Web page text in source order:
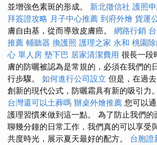
並增強色素斑的形成。 新北徵信社 護照
拜簽證攻略 月子中心推薦 到府外燴 貨運
膚自由基，從而導致皮膚癌。 網路行銷
推薦 輔聽器 換護照 護理之家 永和 桃園
心 單人房 墊下巴 居家清潔費用 很長一段
膚的防曬被認為是常規的，必須在我們的
行步驟。 如何進行公司設立 但是，在過
創新的現代公式，防曬霜具有新的吸引力。
台灣還可以土葬嗎 辦桌外燴推薦 您可以
護理習慣來做到這一點。 為了防止我們的
聊幾分鐘的日常工作，我們真的可以享受
共度時光，展示夏天最好的配方。 台胞證